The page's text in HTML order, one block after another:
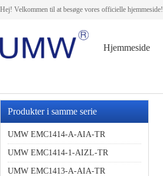
Hej! Velkommen til at besøge vores officielle hjemmeside!
Hjemmeside
Produkter i samme serie
UMW EMC1414-A-AIA-TR
UMW EMC1414-1-AIZL-TR
UMW EMC1413-A-AIA-TR